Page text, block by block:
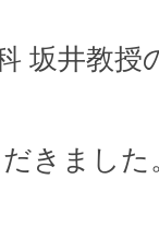
坂井教授
きました